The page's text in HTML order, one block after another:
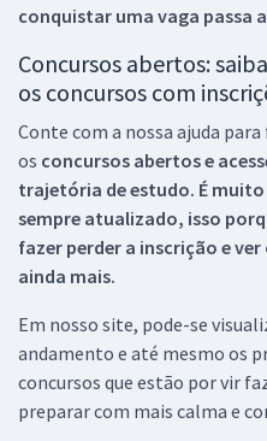
conquistar uma vaga passa
Concursos abertos:
os concursos com
Conte com a nossa ajuda
os concursos abertos e
trajetória de estudo. É
sempre atualizado, isso
fazer perder a inscrição e
ainda mais.
Em nosso site, pode-se
andamento e até mesmo os
concursos que estão por vir
preparar com mais calma e